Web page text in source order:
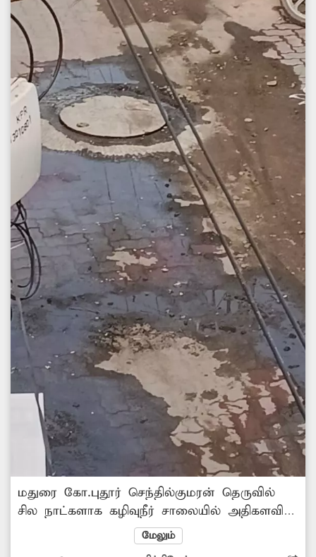
மதுரை கோ.புதூர் செந்தில்குமரன் தெருவில்
சில நாட்களாக கழிவுநீர் சாலையில் அதிகளவில்
செல்கிறது. இதனால் இந்த பகுதியை கடந்து
செல்லும் பொதுமக்கள், வாகன ஓட்டிகள் கடும்
மேலும்